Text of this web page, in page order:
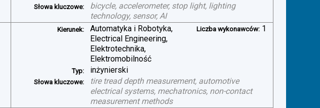
Słowa kluczowe:
bicycle, accelerometer, stop light, lighting
technology, sensor, AI
Kierunek:
Automatyka i Robotyka,
Electrical Engineering,
Elektrotechnika,
Elektromobilność
Liczba wykonawców: 1
Typ: inżynierski
Słowa kluczowe:
tire tread depth measurement, automotive
electrical systems, mechatronics, non-contact
measurement methods